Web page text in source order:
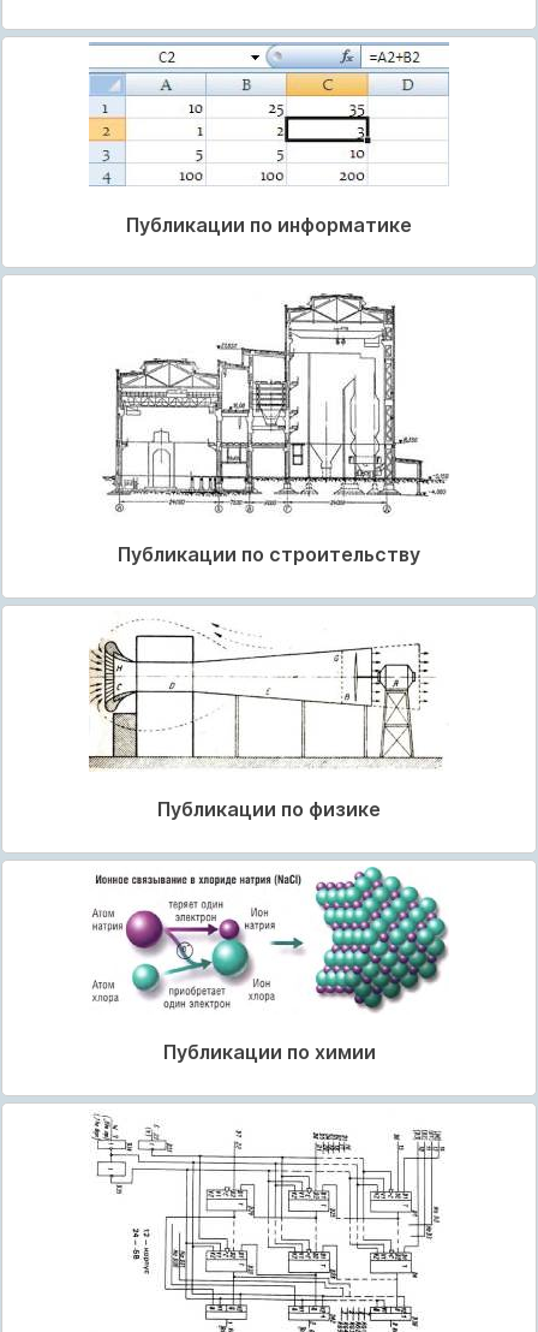
Публикации по информатике
Публикации по строительству
Публикации по физике
Публикации по химии